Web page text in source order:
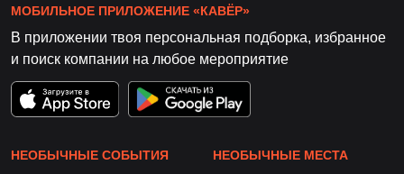
МОБИЛЬНОЕ ПРИЛОЖЕНИЕ «КАВЁР»
В приложении твоя персональная подборка, избранное
и поиск компании на любое мероприятие
НЕОБЫЧНЫЕ СОБЫТИЯ НЕОБЫЧНЫЕ МЕСТА